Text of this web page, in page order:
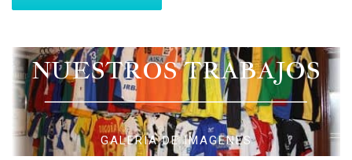
NUESTROS TRABAJOS
GALERIA DE IMAGENES